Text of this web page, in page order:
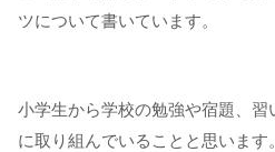
ツについて書いています。
小学生から学校の勉強や宿題、習
に取り組んでいることと思います。